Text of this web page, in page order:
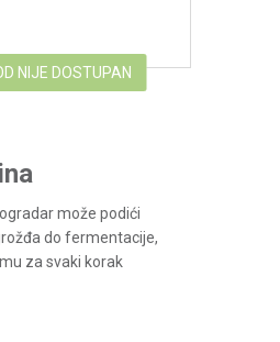
NIJE DOSTUPAN
može podići
do fermentacije,
za svaki korak